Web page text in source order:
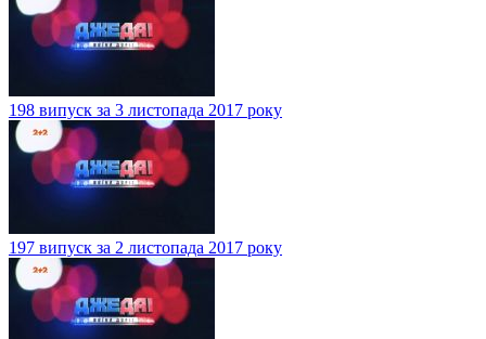
198 випуск за 3 листопада 2017 року
197 випуск за 2 листопада 2017 року